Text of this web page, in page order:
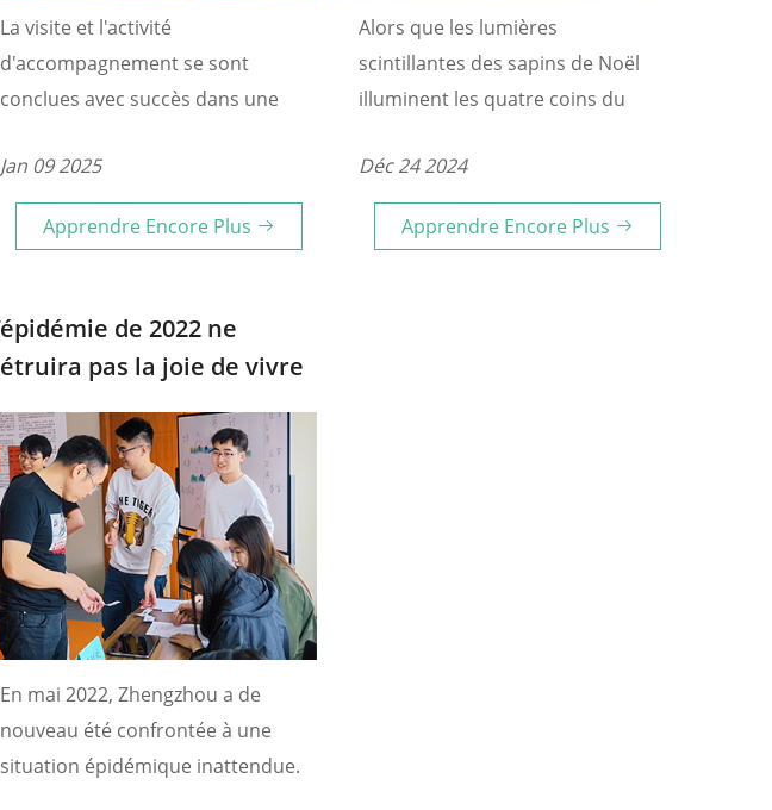
La visite et l'activité
d'accompagnement se sont
conclues avec succès dans une
pleine d'espoir. La visite des
responsables du groupe a été
une véritable pluie, insufflant un
ZTelecgroup.
Jan 09 2025
Apprendre Encore Plus
Alors que les lumières
scintillantes des sapins de Noël
illuminent les quatre coins du
familières résonnent dans l'air
froid de l'hiver, nous vous
adressons nos vœux les plus
Déc 24 2024
Apprendre Encore Plus
de 2022 ne
pas la joie de vivre
En mai 2022, Zhengzhou a de
nouveau été confrontée à une
situation épidémique inattendue.